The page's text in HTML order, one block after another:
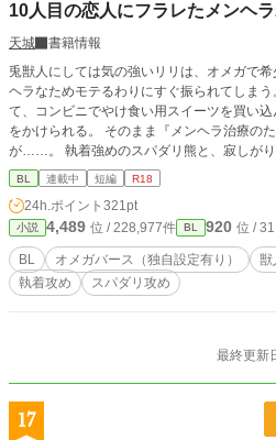
不定期更新。完結保証。
10人目の恋人にフラレたメンヘ
天城
書籍情報
兎獣人にしては気の強いリリは、オメガで
ヘラなためモテるわりにすぐ振られてしまう。 今日も10人目の恋人にふら
て、コンビニでやけ食い用スイーツを買い
をかけられる。 そのまま『メンヘラ治療のためのグルーミング』を提案される
が……。 執着強めのスパダリ熊と、寂し
BL 連載中 短編 R18
24h.ポイント 321pt
小説 4,489 位 / 228,977件 BL 920 位 /
BL オメガバース（独自設定有り） 獣
執着攻め
スパダリ攻め
最終更新
17